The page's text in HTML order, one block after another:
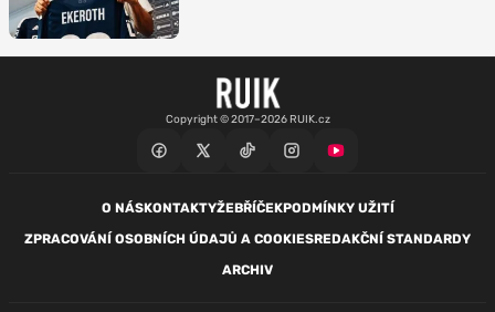
Copyright © 2017–2026 RUIK.cz
O NÁSKONTAKTYŽEBŘÍČEKPODMÍNKY UŽITÍ
ZPRACOVÁNÍ OSOBNÍCH ÚDAJŮ A COOKIESREDAKČNÍ STANDARDY
ARCHIV